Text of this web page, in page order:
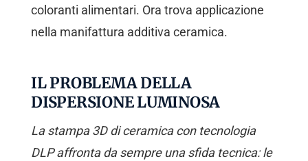
coloranti alimentari. Ora trova applicazione
nella manifattura additiva ceramica.
IL PROBLEMA DELLA
DISPERSIONE LUMINOSA
La stampa 3D di ceramica con tecnologia
DLP affronta da sempre una sfida tecnica: le